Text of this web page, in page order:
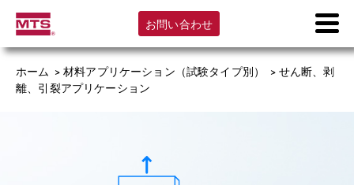
お問い合わせ
ホーム >材料アプリケーション（試験タイプ別） > せん断、剥
離、引裂アプリケーション